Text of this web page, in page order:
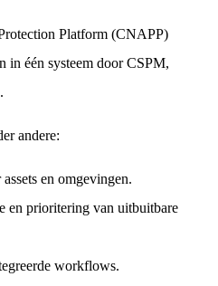
Platform (CNAPP)
in één systeem door CSPM,
andere:
en omgevingen.
en prioritering van uitbuitbare
workflows.